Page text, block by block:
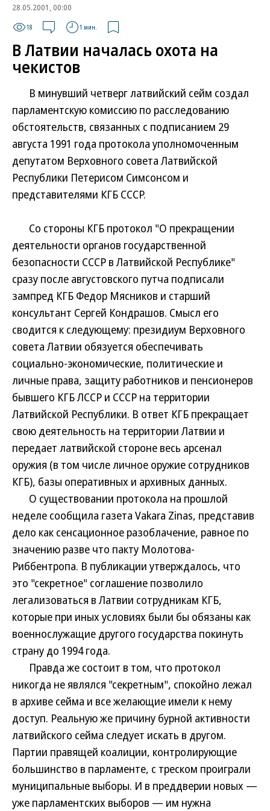
28.05.2001, 00:00
18 1 мин.
В Латвии началась охота на
чекистов
В минувший четверг латвийский сейм создал
парламентскую комиссию по расследованию
обстоятельств, связанных с подписанием 29
августа 1991 года протокола уполномоченным
депутатом Верховного совета Латвийской
Республики Петерисом Симсонсом и
представителями КГБ СССР.
Со стороны КГБ протокол "О прекращении
деятельности органов государственной
безопасности СССР в Латвийской Республике"
сразу после августовского путча подписали
зампред КГБ Федор Мясников и старший
консультант Сергей Кондрашов. Смысл его
сводится к следующему: президиум Верховного
совета Латвии обязуется обеспечивать
социально-экономические, политические и
личные права, защиту работников и пенсионеров
бывшего КГБ ЛССР и СССР на территории
Латвийской Республики. В ответ КГБ прекращает
свою деятельность на территории Латвии и
передает латвийской стороне весь арсенал
оружия (в том числе личное оружие сотрудников
КГБ), базы оперативных и архивных данных.
О существовании протокола на прошлой
неделе сообщила газета Vakara Zinas, представив
дело как сенсационное разоблачение, равное по
значению разве что пакту Молотова-
Риббентропа. В публикации утверждалось, что
это "секретное" соглашение позволило
легализоваться в Латвии сотрудникам КГБ,
которые при иных условиях были бы обязаны как
военнослужащие другого государства покинуть
страну до 1994 года.
Правда же состоит в том, что протокол
никогда не являлся "секретным", спокойно лежал
в архиве сейма и все желающие имели к нему
доступ. Реальную же причину бурной активности
латвийского сейма следует искать в другом.
Партии правящей коалиции, контролирующие
большинство в парламенте, с треском проиграли
муниципальные выборы. И в преддверии новых —
уже парламентских выборов — им нужна